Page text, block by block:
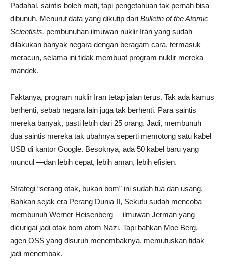
Padahal, saintis boleh mati, tapi pengetahuan tak pernah bisa
dibunuh. Menurut data yang dikutip dari Bulletin of the Atomic
Scientists, pembunuhan ilmuwan nuklir Iran yang sudah
dilakukan banyak negara dengan beragam cara, termasuk
meracun, selama ini tidak membuat program nuklir mereka
mandek.
Faktanya, program nuklir Iran tetap jalan terus. Tak ada kamus
berhenti, sebab negara lain juga tak berhenti. Para saintis
mereka banyak, pasti lebih dari 25 orang. Jadi, membunuh
dua saintis mereka tak ubahnya seperti memotong satu kabel
USB di kantor Google. Besoknya, ada 50 kabel baru yang
muncul —dan lebih cepat, lebih aman, lebih efisien.
Strategi “serang otak, bukan bom” ini sudah tua dan usang.
Bahkan sejak era Perang Dunia II, Sekutu sudah mencoba
membunuh Werner Heisenberg —ilmuwan Jerman yang
dicurigai jadi otak bom atom Nazi. Tapi bahkan Moe Berg,
agen OSS yang disuruh menembaknya, memutuskan tidak
jadi menembak.